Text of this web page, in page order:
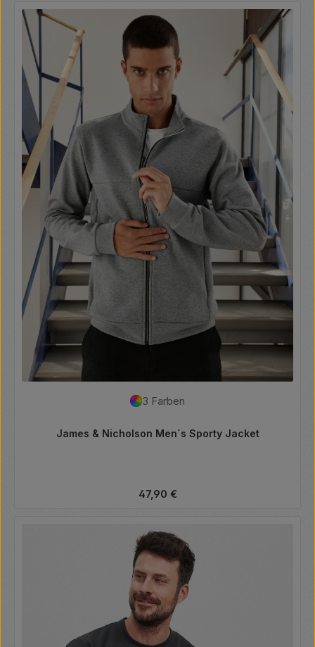
3 Farben
James & Nicholson Men´s Sporty Jacket
Regulärer Preis:
47,90 €